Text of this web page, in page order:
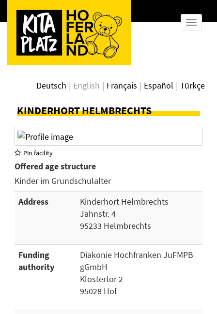
show
Deutsch English Français Español Türkçe
KINDERHORT HELMBRECHTS
Pin facility
Offered age structure
Kinder im Grundschulalter
Address
Kinderhort Helmbrechts
Jahnstr. 4
95233 Helmbrechts
Funding
authority
Diakonie Hochfranken JuFMPB
gGmbH
Klostertor 2
95028 Hof